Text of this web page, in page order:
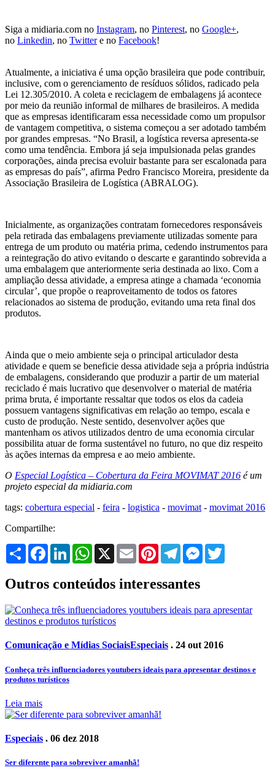
Siga a midiaria.com no Instagram, no Pinterest, no Google+,
no Linkedin, no Twittere no Facebook!
Atualmente, a iniciativa é uma opção brasileira que pode contribuir,
inclusive, com o gerenciamento de resíduos sólidos, radicado pela
Lei 12.305/2010. A coleta e reciclagem de embalagens já acontece
por meio da reunião informal de milhares de brasileiros. A medida
que as empresas identificaram essa necessidade como um propulsor
de vantagem competitiva, o sistema começou a ser adotado também
por grandes empresas. “No Brasil, a logística reversa apresenta-se
como uma tendência. Embora já seja impulsionada pelas grandes
corporações, ainda precisa evoluir bastante para ser escalonada para
as empresas do país”, afirma Pedro Francisco Moreira, presidente da
Associação Brasileira de Logística (ABRALOG).
Inicialmente, as organizações contratam fornecedores responsáveis
pela retirada das embalagens previamente utilizadas somente para
entrega de um produto ou matéria prima, cedendo instrumentos para
a reintegração do ativo evitando o descarte e garantindo sobrevida a
uma embalagem que anteriormente seria destinada ao lixo. Com a
ampliação dessa atividade, a empresa atinge a chamada ‘economia
circular’, que propõe o reaproveitamento de todos os fatores
relacionados ao sistema de produção, evitando uma reta final dos
produtos.
Ainda que o meio ambiente seja o principal articulador desta
atividade e quem se beneficie dessa atividade seja a própria indústria
de embalagens, considerando que produzir a partir de um material
reciclado é mais lucrativo que desenvolver o material de matéria
prima bruta, é importante ressaltar que todos os elos da cadeia
possuem vantagens significativas em relação ao tempo, escala e
custo de produção. Neste sentido, desenvolver ações que
mantenham os ativos utilizados dentro de uma economia circular
possibilita atuar de forma sustentável no futuro, no que diz respeito
às ações internas da empresa e ao meio ambiente.
O Especial Logística – Cobertura da Feira MOVIMAT 2016 é um
projeto especial da midiaria.com
tags: cobertura especial - feira - logistica - movimat- movimat 2016
Compartilhe:
Share FacebookLinkedInWhatsApp
X Email PinterestTelegramMessenger
Outros conteúdos interessantes
Comunicação e Mídias SociaisEspeciais . 24 out 2016
Conheça três influenciadores youtubers ideais para apresentar destinos e
produtos turísticos
Leia mais
Especiais . 06 dez 2018
Ser diferente para sobreviver amanhã!